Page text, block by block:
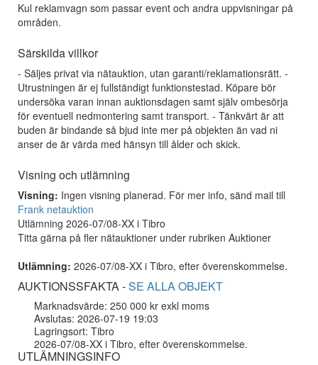
Kul reklamvagn som passar event och andra uppvisningar på
områden.
Särskilda villkor
- Säljes privat via nätauktion, utan garanti/reklamationsrätt. -
Utrustningen är ej fullständigt funktionstestad. Köpare bör
undersöka varan innan auktionsdagen samt själv ombesörja
för eventuell nedmontering samt transport. - Tänkvärt är att
buden är bindande så bjud inte mer på objekten än vad ni
anser de är värda med hänsyn till ålder och skick.
Visning och utlämning
Visning: Ingen visning planerad. För mer info, sänd mail till
Frank netauktion
Utlämning 2026-07/08-XX i Tibro
Titta gärna på fler nätauktioner under rubriken Auktioner
Utlämning: 2026-07/08-XX i Tibro, efter överenskommelse.
AUKTIONSSFAKTA -SE ALLA OBJEKT
Marknadsvärde: 250 000 kr exkl moms
Avslutas: 2026-07-19 19:03
Lagringsort: Tibro
2026-07/08-XX i Tibro, efter överenskommelse.
UTLÄMNINGSINFO